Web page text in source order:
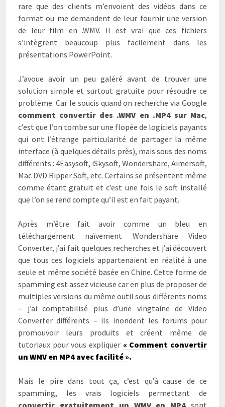
rare que des clients m’envoient des vidéos dans ce
formatou me demandent de leur fournir une version
de leur film en .WMV. Il est vrai que ces fichiers
s’intègrent beaucoup plus facilement dans les
présentations PowerPoint.
J’avoue avoir un peu galéré avant de trouver une
solution simple et surtout gratuite pour résoudre ce
problème. Car le soucis quand on recherche via Google
comment convertir des .WMV en .MP4 sur Mac,
c’est que l’on tombe sur une flopée de logiciels payants
qui ont l’étrange particularité de partager la même
interface (à quelques détails près), mais sous des noms
différents : 4Easysoft, iSkysoft, Wondershare, Aimersoft,
Mac DVD Ripper Soft, etc. Certains se présentent même
comme étant gratuit et c’est une fois le soft installé
que l’on se rend compte qu’il est en fait payant.
Après m’être fait avoir comme un bleu en
téléchargement naïvement Wondershare Video
Converter, j’ai fait quelques recherches et j’ai découvert
que tous ces logiciels appartenaient en réalité à une
seule et même société basée en Chine. Cette forme de
spamming est assez vicieuse car en plus de proposer de
multiples versions du même outil sous différents noms
– j’ai comptabilisé plus d’une vingtaine de Video
Converter différents – ils inondent les forums pour
promouvoir leurs produits et créent même de
tutoriaux pour vous expliquer « Comment convertir
un WMV en MP4 avec facilité ».
Mais le pire dans tout ça, c’est qu’à cause de ce
spamming, les vrais logiciels permettant de
convertir gratuitement un WMV en MP4 sont